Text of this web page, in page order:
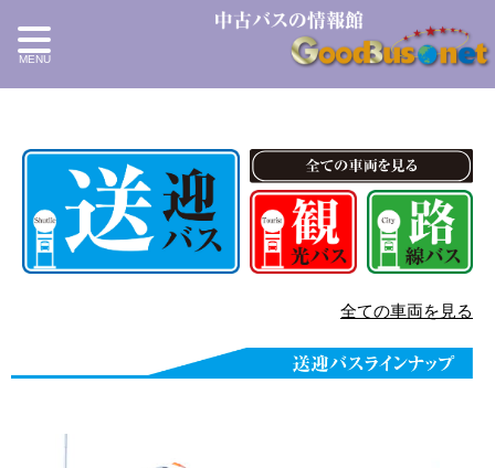
全ての車両を見る